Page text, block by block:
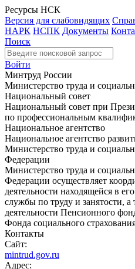
Ресурсы НСК
Версия для слабовидящих
НАРК НСПК Документы
Поиск
Войти
Минтруд России
Министерство труда и
Национальный совет
Национальный совет при
по профессиональным
Национальное агентство
Национальное агентство
Министерство труда и
Федерации
Министерство труда и
Федерации осуществляет
деятельности находящейся в
службы по труду и занятости,
деятельности Пенсионного
Фонда социального
Контакты
Сайт:
mintrud.gov.ru
Адрес: